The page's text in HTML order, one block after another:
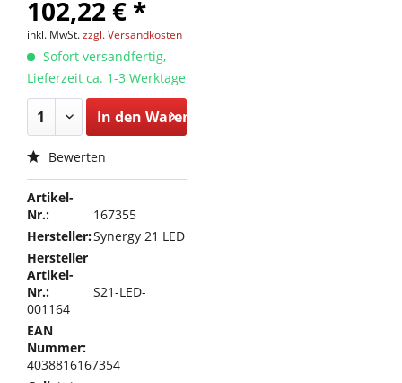
102,22 € *
inkl. MwSt.zzgl. Versandkosten
Sofort versandfertig,
Lieferzeit ca. 1-3 Werktage
In den Warenkorb
Bewerten
Artikel-
Nr.:
167355
Hersteller:Synergy 21 LED
Hersteller
Artikel-
Nr.:
S21-LED-
001164
EAN
Nummer:
4038816167354